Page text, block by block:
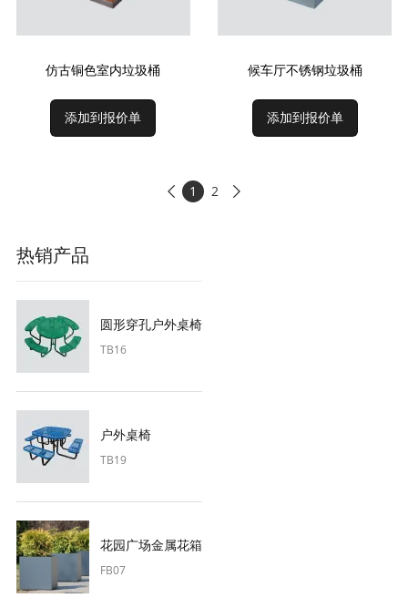
仿古铜色室内垃圾桶
添加到报价单
候车厅不锈钢垃圾桶
添加到报价单
 1 2 
热销产品
圆形穿孔户外桌椅
TB16
户外桌椅
TB19
花园广场金属花箱
FB07